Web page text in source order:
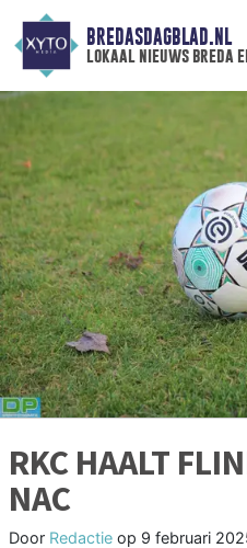
BREDASDAGBLAD.NL
lokaal nieuws breda
RKC HAALT
NAC
Door Redactie op 9 februari